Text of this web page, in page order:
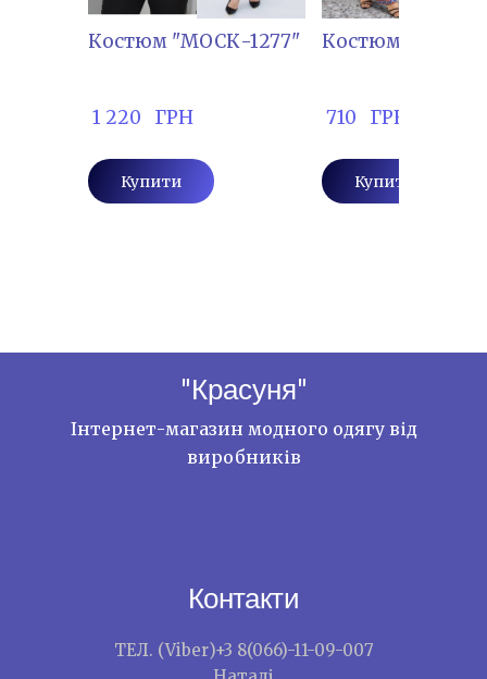
Костюм "МОСК-1277"
1 220   ГРН
Купити
Костюм "ТІМ-
710   ГРН
Купити
"Красуня"
Інтернет-магазин модного одягу від
виробників
Контакти
ТЕЛ. (Viber)+3 8(066)-11-09-007